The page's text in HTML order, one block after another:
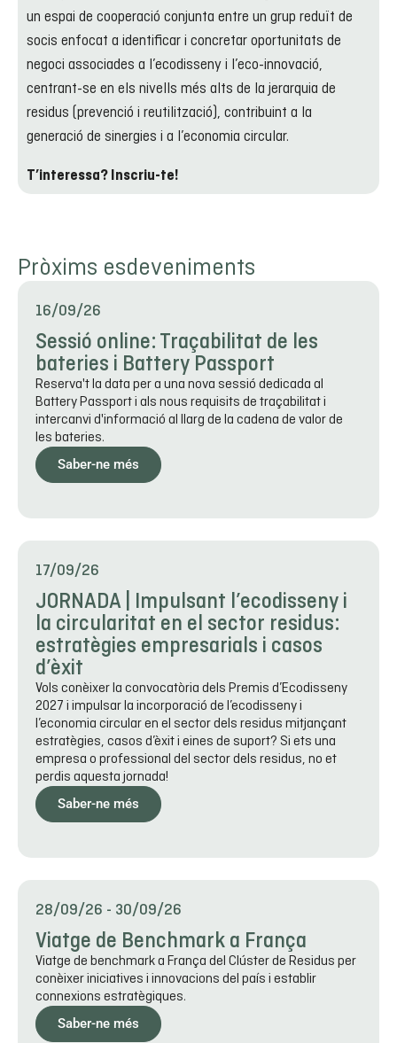
un espai de cooperació conjunta entre un grup reduït de
socis enfocat a identificar i concretar oportunitats de
negoci associades a l’ecodisseny i l’eco-innovació,
centrant-se en els nivells més alts de la jerarquia de
residus (prevenció i reutilització), contribuint a la
generació de sinergies i a l’economia circular.
T’interessa? Inscriu-te!
Pròxims esdeveniments
16/09/26
Sessió online: Traçabilitat de les
bateries i Battery Passport
Reserva't la data per a una nova sessió dedicada al
Battery Passport i als nous requisits de traçabilitat i
intercanvi d'informació al llarg de la cadena de valor de
les bateries.
Saber-ne més
17/09/26
JORNADA | Impulsant l’ecodisseny i
la circularitat en el sector residus:
estratègies empresarials i casos
d’èxit
Vols conèixer la convocatòria dels Premis d’Ecodisseny
2027 i impulsar la incorporació de l’ecodisseny i
l’economia circular en el sector dels residus mitjançant
estratègies, casos d’èxit i eines de suport? Si ets una
empresa o professional del sector dels residus, no et
perdis aquesta jornada!
Saber-ne més
28/09/26 - 30/09/26
Viatge de Benchmark a França
Viatge de benchmark a França del Clúster de Residus per
conèixer iniciatives i innovacions del país i establir
connexions estratègiques.
Saber-ne més